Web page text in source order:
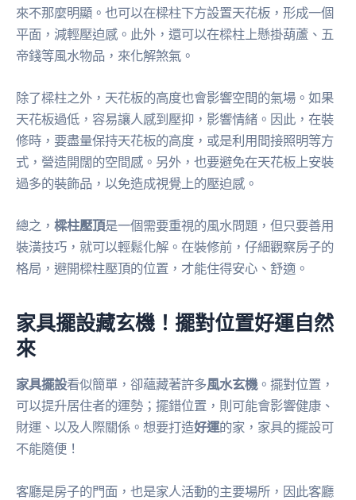
來不那麼明顯。也可以在樑柱下方設置天花板，形成一個
平面，減輕壓迫感。此外，還可以在樑柱上懸掛葫蘆、五
帝錢等風水物品，來化解煞氣。
除了樑柱之外，天花板的高度也會影響空間的氣場。如果
天花板過低，容易讓人感到壓抑，影響情緒。因此，在裝
修時，要盡量保持天花板的高度，或是利用間接照明等方
式，營造開闊的空間感。另外，也要避免在天花板上安裝
過多的裝飾品，以免造成視覺上的壓迫感。
總之， 樑柱壓頂是一個需要重視的風水問題，但只要善用
裝潢技巧，就可以輕鬆化解。在裝修前，仔細觀察房子的
格局，避開樑柱壓頂的位置，才能住得安心、舒適。
家具擺設藏玄機！擺對位置好運自然
來
家具擺設看似簡單，卻蘊藏著許多風水玄機。擺對位置，
可以提升居住者的運勢；擺錯位置，則可能會影響健康、
財運、以及人際關係。想要打造好運的家，家具的擺設可
不能隨便！
客廳是房子的門面，也是家人活動的主要場所，因此客廳